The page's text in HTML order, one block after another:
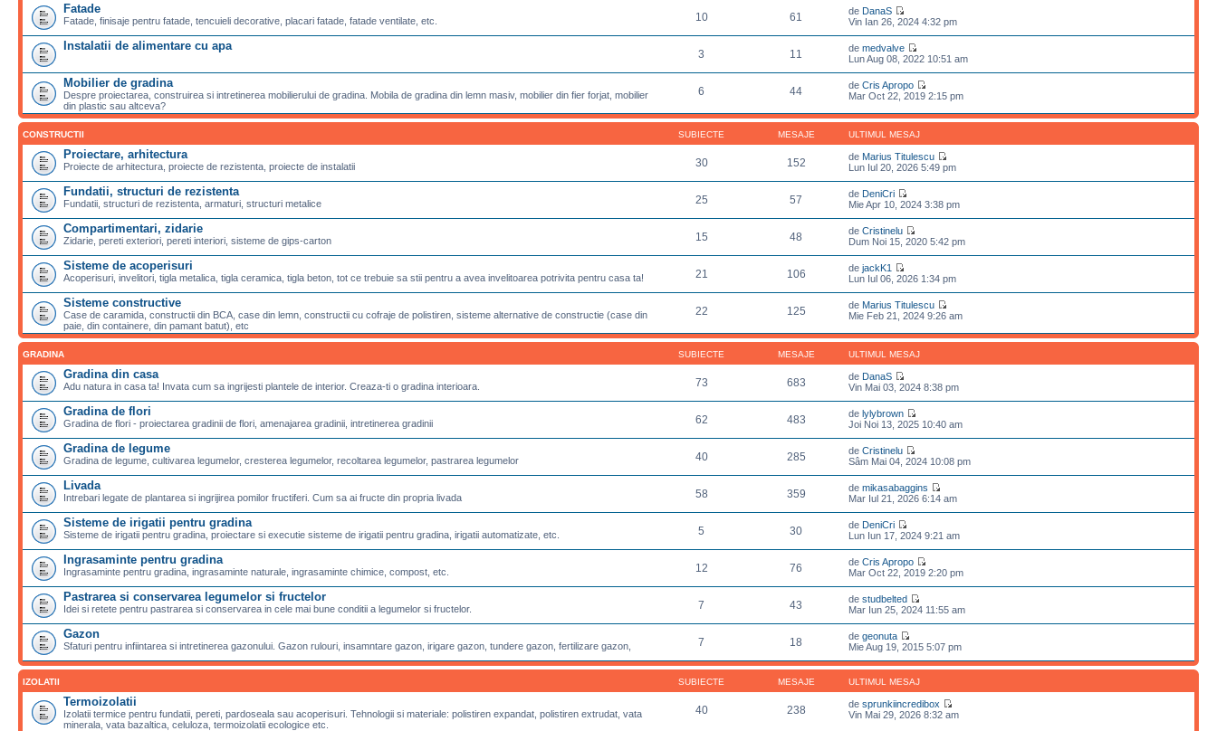
Fatade
Fatade, finisaje pentru fatade, tencuieli decorative, placari fatade, fatade ventilate, etc. 10 61 de DanaS
Vin Ian 26, 2024 4:32 pm
Instalatii de alimentare cu apa
3 11 demedvalve
Lun Aug 08, 2022 10:51 am
Mobilier de gradina
Despre proiectarea, construirea si intretinerea mobilierului de gradina. Mobila de gradina din lemn masiv, mobilier din fier forjat, mobilier
din plastic sau altceva?
6 44 deCris Apropo
Mar Oct 22, 2019 2:15 pm
CONSTRUCTII SUBIECTE MESAJE ULTIMUL MESAJ
Proiectare, arhitectura
Proiecte de arhitectura, proiecte de rezistenta, proiecte de instalatii 30 152 de Marius Titulescu
Lun Iul 20, 2026 5:49 pm
Fundatii, structuri de rezistenta
Fundatii, structuri de rezistenta, armaturi, structuri metalice 25 57 de DeniCri
Mie Apr 10, 2024 3:38 pm
Compartimentari, zidarie
Zidarie, pereti exteriori, pereti interiori, sisteme de gips-carton 15 48 deCristinelu
Dum Noi 15, 2020 5:42 pm
Sisteme de acoperisuri
Acoperisuri, invelitori, tigla metalica, tigla ceramica, tigla beton, tot ce trebuie sa stii pentru a avea invelitoarea potrivita pentru casa ta! 21 106 dejackK1
Lun Iul 06, 2026 1:34 pm
Sisteme constructive
Case de caramida, constructii din BCA, case din lemn, constructii cu cofraje de polistiren, sisteme alternative de constructie (case din
paie, din containere, din pamant batut), etc
22 125 de Marius Titulescu
Mie Feb 21, 2024 9:26 am
GRADINA SUBIECTE MESAJE ULTIMUL MESAJ
Gradina din casa
Adu natura in casa ta! Invata cum sa ingrijesti plantele de interior. Creaza-ti o gradina interioara. 73 683 de DanaS
Vin Mai 03, 2024 8:38 pm
Gradina de flori
Gradina de flori - proiectarea gradinii de flori, amenajarea gradinii, intretinerea gradinii 62 483 delylybrown
Joi Noi 13, 2025 10:40 am
Gradina de legume
Gradina de legume, cultivarea legumelor, cresterea legumelor, recoltarea legumelor, pastrarea legumelor 40 285 deCristinelu
Sâm Mai 04, 2024 10:08 pm
Livada
Intrebari legate de plantarea si ingrijirea pomilor fructiferi. Cum sa ai fructe din propria livada 58 359 demikasabaggins
Mar Iul 21, 2026 6:14 am
Sisteme de irigatii pentru gradina
Sisteme de irigatii pentru gradina, proiectare si executie sisteme de irigatii pentru gradina, irigatii automatizate, etc. 5 30 de DeniCri
Lun Iun 17, 2024 9:21 am
Ingrasaminte pentru gradina
Ingrasaminte pentru gradina, ingrasaminte naturale, ingrasaminte chimice, compost, etc. 12 76 deCris Apropo
Mar Oct 22, 2019 2:20 pm
Pastrarea si conservarea legumelor si fructelor
Idei si retete pentru pastrarea si conservarea in cele mai bune conditii a legumelor si fructelor. 7 43 destudbelted
Mar Iun 25, 2024 11:55 am
Gazon
Sfaturi pentru infiintarea si intretinerea gazonului. Gazon rulouri, insamntare gazon, irigare gazon, tundere gazon, fertilizare gazon, 7 18 degeonuta
Mie Aug 19, 2015 5:07 pm
IZOLATII SUBIECTE MESAJE ULTIMUL MESAJ
Termoizolatii
Izolatii termice pentru fundatii, pereti, pardoseala sau acoperisuri. Tehnologii si materiale: polistiren expandat, polistiren extrudat, vata
minerala, vata bazaltica, celuloza, termoizolatii ecologice etc.
40 238 desprunkiincredibox
Vin Mai 29, 2026 8:32 am